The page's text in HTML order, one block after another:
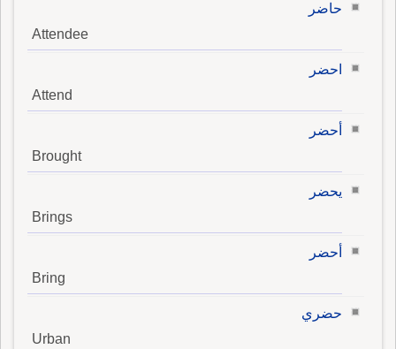
حاضر
Attendee
احضر
Attend
أحضر
Brought
يحضر
Brings
أحضر
Bring
حضري
Urban